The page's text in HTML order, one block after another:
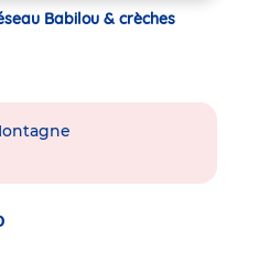
Babilou & crèches